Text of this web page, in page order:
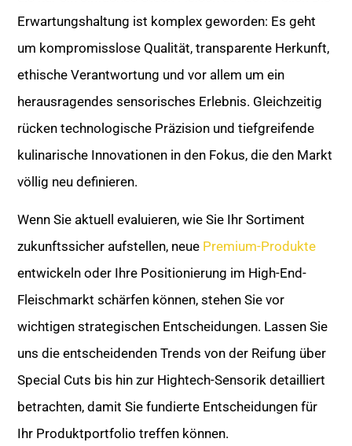
Erwartungshaltung ist komplex geworden: Es geht
um kompromisslose Qualität, transparente Herkunft,
ethische Verantwortung und vor allem um ein
herausragendes sensorisches Erlebnis. Gleichzeitig
rücken technologische Präzision und tiefgreifende
kulinarische Innovationen in den Fokus, die den Markt
völlig neu definieren.
Wenn Sie aktuell evaluieren, wie Sie Ihr Sortiment
zukunftssicher aufstellen, neue Premium-Produkte
entwickeln oder Ihre Positionierung im High-End-
Fleischmarkt schärfen können, stehen Sie vor
wichtigen strategischen Entscheidungen. Lassen Sie
uns die entscheidenden Trends von der Reifung über
Special Cuts bis hin zur Hightech-Sensorik detailliert
betrachten, damit Sie fundierte Entscheidungen für
Ihr Produktportfolio treffen können.